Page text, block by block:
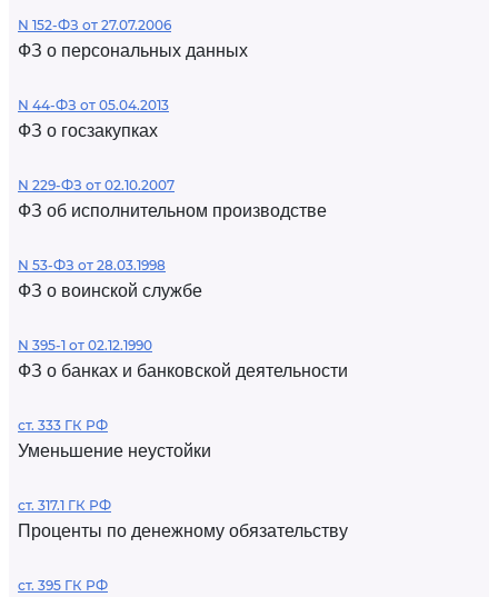
N 152-ФЗ от 27.07.2006
ФЗ о персональных данных
N 44-ФЗ от 05.04.2013
ФЗ о госзакупках
N 229-ФЗ от 02.10.2007
ФЗ об исполнительном производстве
N 53-ФЗ от 28.03.1998
ФЗ о воинской службе
N 395-1 от 02.12.1990
ФЗ о банках и банковской деятельности
ст. 333 ГК РФ
Уменьшение неустойки
ст. 317.1 ГК РФ
Проценты по денежному обязательству
ст. 395 ГК РФ